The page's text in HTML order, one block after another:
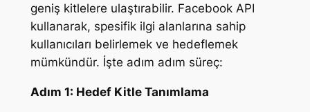
geniş kitlelere ulaştırabilir. Facebook API
kullanarak, spesifik ilgi alanlarına sahip
kullanıcıları belirlemek ve hedeflemek
mümkündür. İşte adım adım süreç:
Adım 1: Hedef Kitle Tanımlama